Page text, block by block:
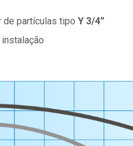
de partículas tipo Y 3/4”
instalação